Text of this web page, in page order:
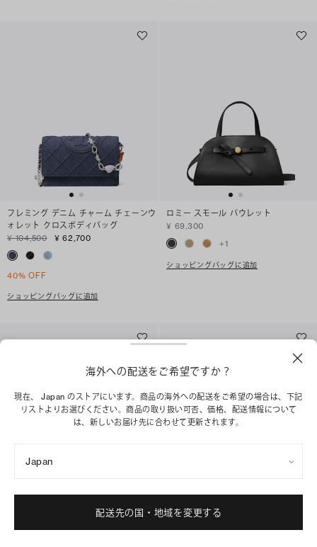
フレミング デニム チャーム チェーンウ
ォレット クロスボディバッグ
¥ 104,500
¥ 62,700
40% OFF
ショッピングバッグに追加
ロミー スモール バウレット
¥ 69,300
+1
ショッピングバッグに追加
ロミー スモール バウレット
¥ 69,300
ロミー スモール バウレット
¥ 69,300
海外への配送をご希望ですか？
現在、 Japan のストアにいます。商品の海外への配送をご希望の場合は、下記
リストよりお選びください。商品の取り扱い可否、価格、配送情報について
は、新しいお届け先に合わせて更新されます。
Japan
配送先の国・地域を変更する